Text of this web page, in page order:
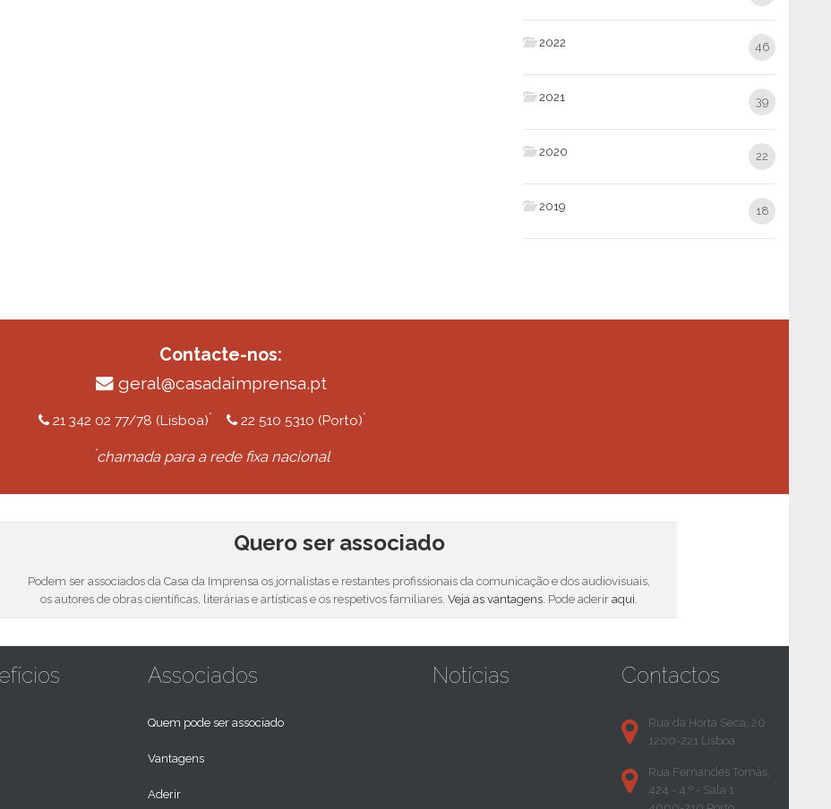
2022 46
2021 39
2020 22
2019 18
Contacte-nos:
geral@casadaimprensa.pt
21 342 02 77/78 (Lisboa)* 22 510 5310 (Porto)*
*chamada para a rede fixa nacional
Quero ser associado
Podem ser associados da Casa da Imprensa os jornalistas e restantes profissionais da comunicação e dos audiovisuais,
os autores de obras científicas, literárias e artísticas e os respetivos familiares. Veja as vantagens. Pode aderir aqui.
Associados
Quem pode ser associado
Vantagens
Aderir
Notícias Contactos
Rua da Horta Seca, 20
1200-221 Lisboa
Rua Fernandes Tomás,
424 - 4.º - Sala 1